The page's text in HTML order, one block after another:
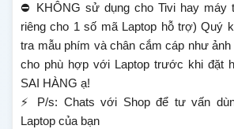
⛔ KHÔNG sử dụng cho Tivi hay máy
riêng cho 1 số mã Laptop hỗ trợ) Quý
tra mẫu phím và chân cắm cáp như
cho phù hợp với Laptop trước khi đặt
SAI HÀNG ạ!
⚡ P/s: Chats với Shop để tư vấn
Laptop của bạn